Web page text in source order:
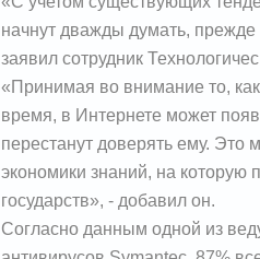
начнут дважды думать, прежде
заявил сотрудник
«Принимая во внимание то,
время, в Интернете может
перестанут доверять ему. Это
экономики знаний, на которую
государств», - добавил он.
Согласно данным одной из